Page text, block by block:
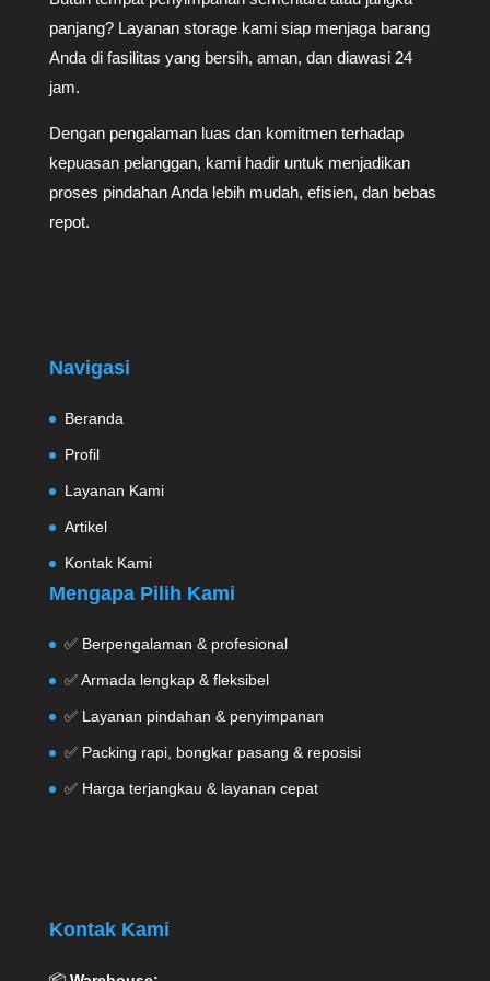
panjang? Layanan storage kami siap menjaga barang
Anda di fasilitas yang bersih, aman, dan diawasi 24
jam.
Dengan pengalaman luas dan komitmen terhadap
kepuasan pelanggan, kami hadir untuk menjadikan
proses pindahan Anda lebih mudah, efisien, dan bebas
repot.
Navigasi
Beranda
Profil
Layanan Kami
Artikel
Kontak Kami
Mengapa Pilih Kami
✅ Berpengalaman & profesional
✅ Armada lengkap & fleksibel
✅ Layanan pindahan & penyimpanan
✅ Packing rapi, bongkar pasang & reposisi
✅ Harga terjangkau & layanan cepat
Kontak Kami